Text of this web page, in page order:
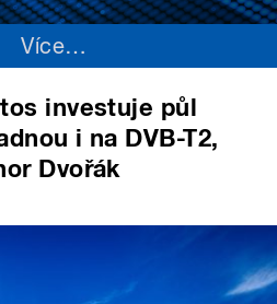
Více…
investuje půl
i na DVB-T2,
Dvořák